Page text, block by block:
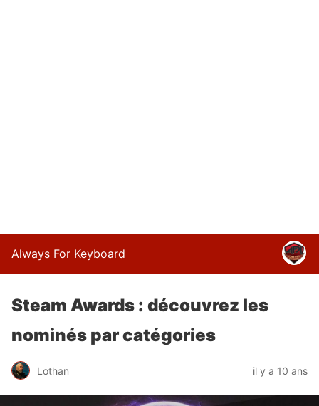
Always For Keyboard
Steam Awards : découvrez les
nominés par catégories
Lothan il y a 10 ans